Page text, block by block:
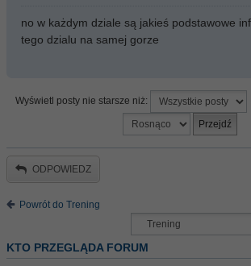
no w każdym dziale są jakieś podstawowe
tego dzialu na samej gorze
Wyświetl posty nie starsze niż:
ODPOWIEDZ
Powrót do Trening
KTO PRZEGLĄDA FORUM